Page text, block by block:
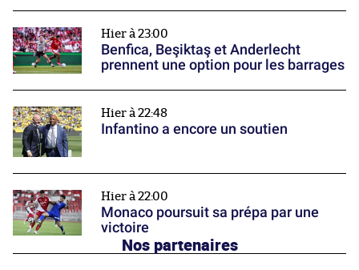
Hier à 23:00
Benfica, Beşiktaş et Anderlecht
prennent une option pour les barrages
Hier à 22:48
Infantino a encore un soutien
Hier à 22:00
Monaco poursuit sa prépa par une
victoire
Nos partenaires